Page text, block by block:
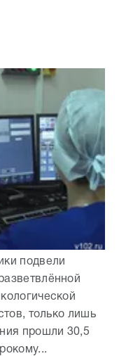
подвели
только лишь
прошли 30,5